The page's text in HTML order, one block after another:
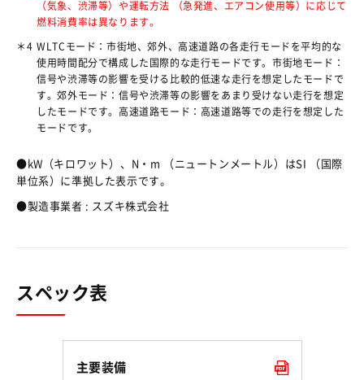
（気象、渋滞等）や運転方法 （急発進、エアコン使用等）に応じて
燃料消費率は異なります。
＊4 WLTCモード：市街地、郊外、高速道路の各走行モードを平均的な
使用時間配分で構成した国際的な走行モードです。市街地モード：
信号や渋滞等の影響を受ける比較的低速な走行を想定したモードで
す。郊外モード：信号や渋滞等の影響をあまり受けない走行を想定
したモードです。高速道路モード：高速道路等での走行を想定した
モードです。
●kW（キロワット）、N・m （ニュートンメートル）はSI （国際
単位系）に準拠した表示です。
●製造事業者 : スズキ株式会社
スペック表
主要装備